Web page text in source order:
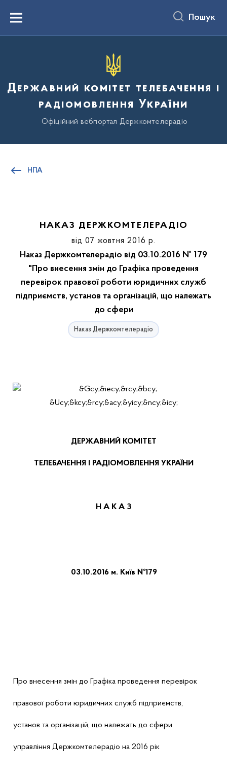
вмістуMenu Пошук
Державний комітет телебачення і
радіомовлення України
Офіційний вебпортал Держкомтелерадіо
НПА
НАКАЗ ДЕРЖКОМТЕЛЕРАДІО
від 07 жовтня 2016 р.
Наказ Держкомтелерадіо від 03.10.2016 № 179
"Про внесення змін до Графіка проведення
перевірок правової роботи юридичних служб
підприємств, установ та організацій, що належать
до сфери
Наказ Держкомтелерадіо
ДЕРЖАВНИЙ КОМІТЕТ
ТЕЛЕБАЧЕННЯ І РАДІОМОВЛЕННЯ УКРАЇНИ
Н А К А З
03.10.2016 м. Київ №1 79
Про внесення змін до Графіка проведення перевірок
правової роботи юридичних служб підприємств,
установ та організацій, що належать до сфери
управління Держкомтелерадіо на 2016 рік